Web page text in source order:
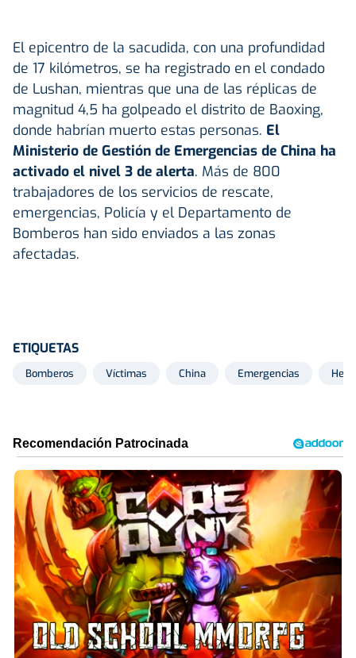
El epicentro de la sacudida, con una profundidad
de 17 kilómetros, se ha registrado en el condado
de Lushan, mientras que una de las réplicas de
magnitud 4,5 ha golpeado el distrito de Baoxing,
donde habrían muerto estas personas. El
Ministerio de Gestión de Emergencias de China ha
activado el nivel 3 de alerta. Más de 800
trabajadores de los servicios de rescate,
emergencias, Policía y el Departamento de
Bomberos han sido enviados a las zonas
afectadas.
ETIQUETAS
Bomberos Víctimas China Emergencias